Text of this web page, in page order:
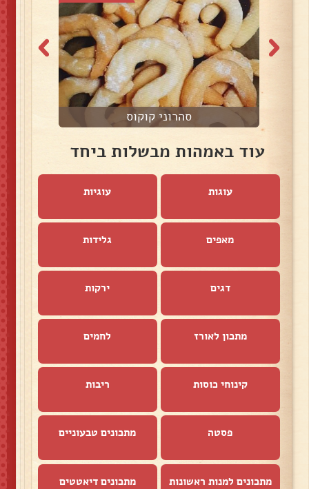
סהרוני קוקוס
עוד באמהות מבשלות ביחד
עוגות עוגיות
מאפים גלידות
דגים ירקות
מתכון לאורז לחמים
קינוחי כוסות ריבות
פסטה מתכונים טבעוניים
מתכונים למנות ראשונות מתכונים דיאטטים